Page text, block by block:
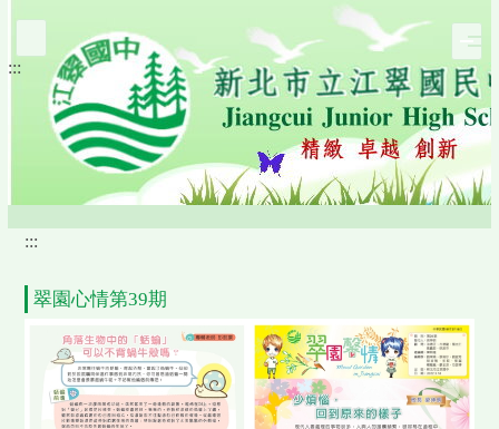
跳
主
:::
:::
翠園心情第39期